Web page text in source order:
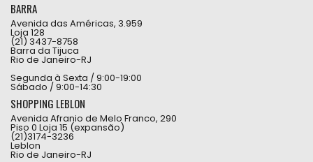
BARRA
Avenida das Américas, 3.959
Loja 128
(21) 3437-8758
Barra da Tijuca
Rio de Janeiro-RJ
Segunda à Sexta / 9:00-19:00
Sábado / 9:00-14:30
SHOPPING LEBLON
Avenida Afranio de Melo Franco, 290
Piso 0 Loja 15 (expansão)
(21)3174-3236
Leblon
Rio de Janeiro-RJ